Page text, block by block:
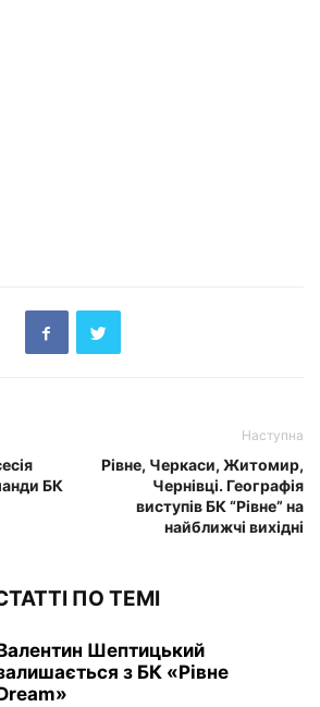
БК
Наступна
Рівне, Черкаси, Житомир,
Чернівці. Географія
виступів БК “Рівне” на
найближчі вихідні
ПО ТЕМІ
Шептицький
з БК «Рівне